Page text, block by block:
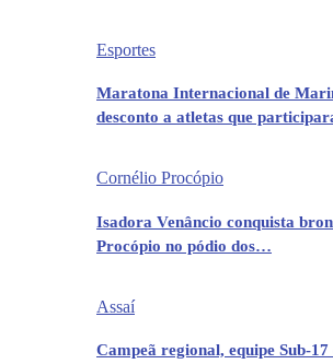
Esportes
Maratona Internacional de
desconto a atletas que
Cornélio Procópio
Isadora Venâncio conquista
Procópio no pódio dos…
Assaí
Campeã regional, equipe Sub-17